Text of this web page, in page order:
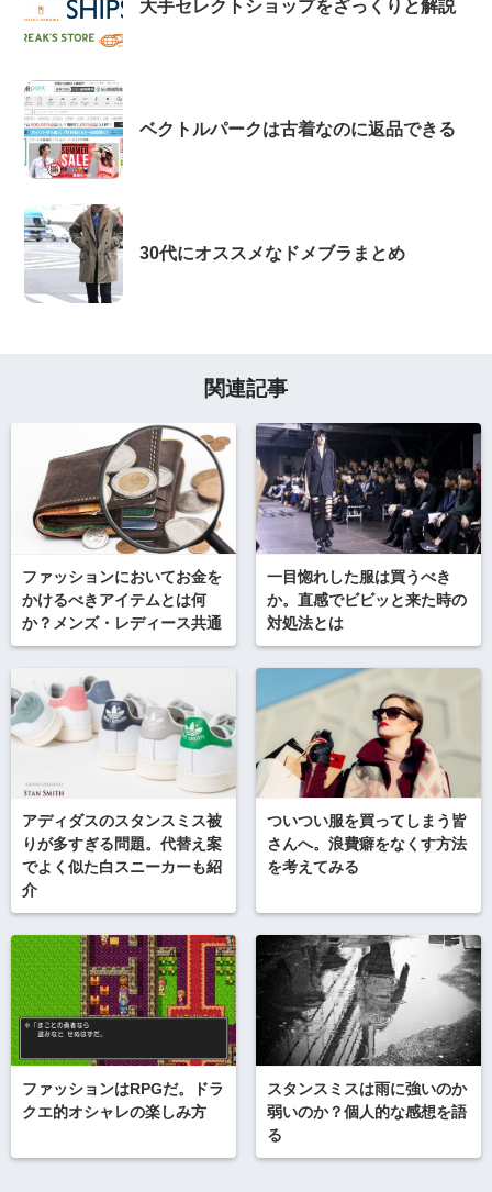
大手セレクトショップをざっくりと解説
ベクトルパークは古着なのに返品できる
30代にオススメなドメブラまとめ
関連記事
ファッションにおいてお金を
かけるべきアイテムとは何
か？メンズ・レディース共通
一目惚れした服は買うべき
か。直感でビビッと来た時の
対処法とは
アディダスのスタンスミス被
りが多すぎる問題。代替え案
でよく似た白スニーカーも紹
介
ついつい服を買ってしまう皆
さんへ。浪費癖をなくす方法
を考えてみる
ファッションはRPGだ。ドラ
クエ的オシャレの楽しみ方
スタンスミスは雨に強いのか
弱いのか？個人的な感想を語
る